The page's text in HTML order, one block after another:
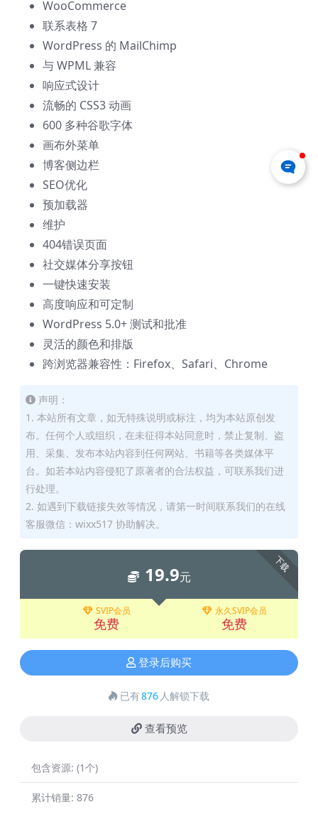
WooCommerce
联系表格 7
WordPress 的 MailChimp
与 WPML 兼容
响应式设计
流畅的 CSS3 动画
600 多种谷歌字体
画布外菜单
博客侧边栏
SEO优化
预加载器
维护
404错误页面
社交媒体分享按钮
一键快速安装
高度响应和可定制
WordPress 5.0+ 测试和批准
灵活的颜色和排版
跨浏览器兼容性：Firefox、Safari、Chrome
声明：
1. 本站所有文章，如无特殊说明或标注，均为本站原创发
布。任何个人或组织，在未征得本站同意时，禁止复制、盗
用、采集、发布本站内容到任何网站、书籍等各类媒体平
台。如若本站内容侵犯了原著者的合法权益，可联系我们进
行处理。
2. 如遇到下载链接失效等情况，请第一时间联系我们的在线
客服微信：wixx517 协助解决。
下载
19.9元
SVIP会员
免费
永久SVIP会员
免费
登录后购买
已有876 人解锁下载
查看预览
包含资源: (1个)
累计销量: 876